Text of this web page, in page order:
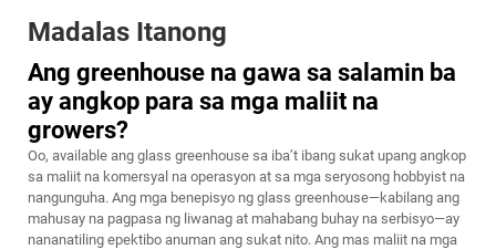
Madalas Itanong
Ang greenhouse na gawa sa salamin ba
ay angkop para sa mga maliit na
growers?
Oo, available ang glass greenhouse sa iba’t ibang sukat upang angkop
sa maliit na komersyal na operasyon at sa mga seryosong hobbyist na
nangunguha. Ang mga benepisyo ng glass greenhouse—kabilang ang
mahusay na pagpasa ng liwanag at mahabang buhay na serbisyo—ay
nananatiling epektibo anuman ang sukat nito. Ang mas maliit na mga